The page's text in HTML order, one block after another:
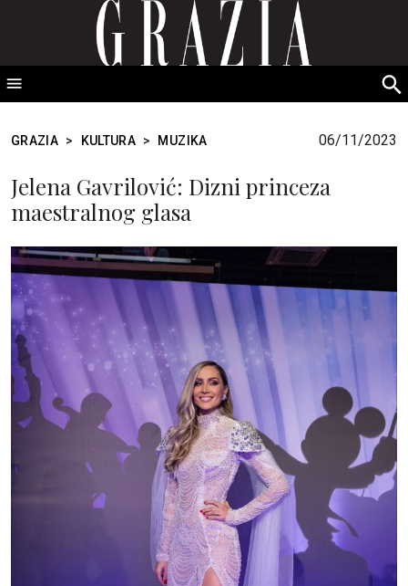
GRAZIA Srbija
GRAZIA > KULTURA > MUZIKA 06/11/2023
Jelena Gavrilović: Dizni princeza
maestralnog glasa